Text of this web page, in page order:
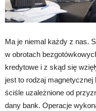
Ma je niemal każdy z nas.
w obrotach
kredytowe i z skąd się
jest to rodzaj magnetycznej
ściśle uzależnione od
dany bank. Operacje